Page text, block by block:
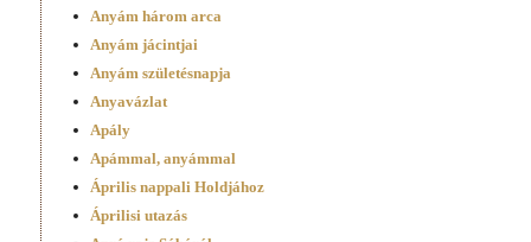
Anyám három arca
Anyám jácintjai
Anyám születésnapja
Anyavázlat
Apály
Apámmal, anyámmal
Április nappali Holdjához
Áprilisi utazás